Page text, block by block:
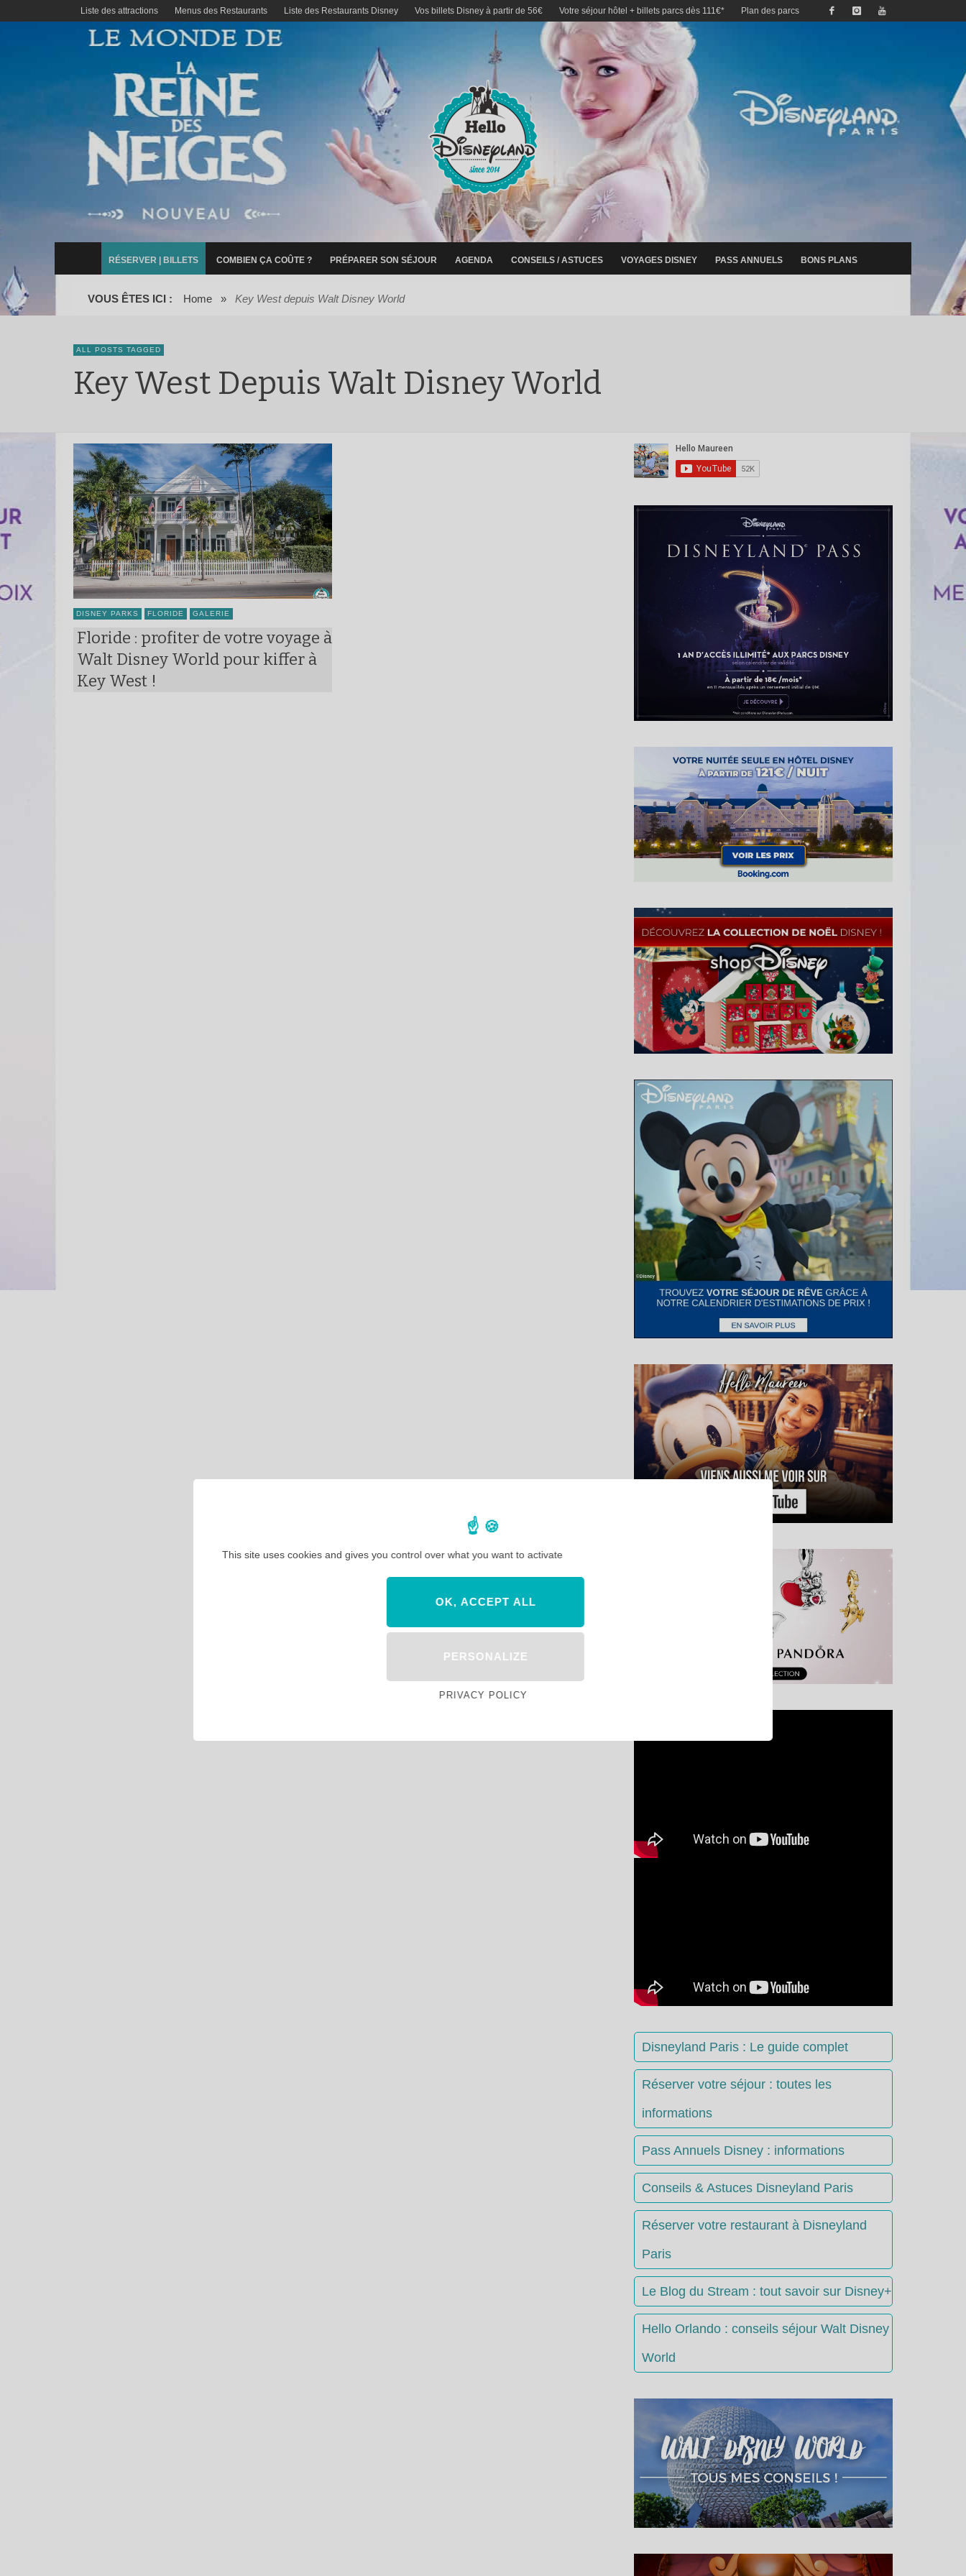
Liste des attractions Menus des Restaurants Liste des Restaurants Disney Vos billets Disney à partir de 56€ Votre séjour hôtel + billets parcs dès 111€* Plan des parcs
RÉSERVER | BILLETS COMBIEN ÇA COÛTE ? PRÉPARER SON SÉJOUR AGENDA CONSEILS / ASTUCES VOYAGES DISNEY PASS ANNUELS BONS PLANS
VOUS ÊTES ICI : Home » Key West depuis Walt Disney World
ALL POSTS TAGGED
Key West Depuis Walt Disney World
DISNEY PARKS FLORIDE GALERIE
Floride : profiter de votre voyage à
Walt Disney World pour kiffer à
Key West !
Disneyland Paris : Le guide complet
Réserver votre séjour : toutes les
informations
Pass Annuels Disney : informations
Conseils & Astuces Disneyland Paris
Réserver votre restaurant à Disneyland
Paris
Le Blog du Stream : tout savoir sur Disney+
Hello Orlando : conseils séjour Walt Disney
World
This site uses cookies and gives you control over what you want to activate
OK, ACCEPT ALL
PERSONALIZE
PRIVACY POLICY